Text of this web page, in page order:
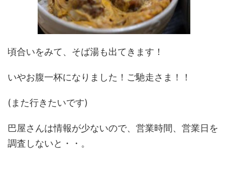
頃合いをみて、そば湯も出てきます！
いやお腹一杯になりました！ご馳走さま！！
(また行きたいです)
巴屋さんは情報が少ないので、営業時間、営業日を
調査しないと・・。